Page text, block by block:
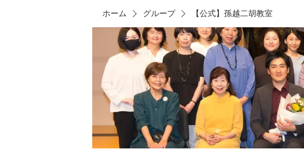
ホーム グループ 【公式】孫越二胡教室